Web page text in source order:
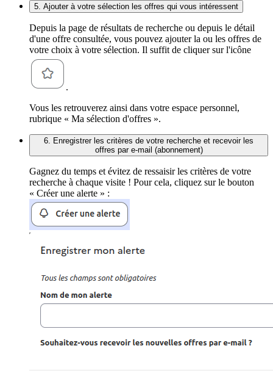
5. Ajouter à votre sélection les offres qui vous intéressent
Depuis la page de résultats de recherche ou depuis le détail
d'une offre consultée, vous pouvez ajouter la ou les offres de
votre choix à votre sélection. Il suffit de cliquer sur l'icône
.
Vous les retrouverez ainsi dans votre espace personnel,
rubrique « Ma sélection d'offres ».
6. Enregistrer les critères de votre recherche et recevoir les
offres par e-mail (abonnement)
Gagnez du temps et évitez de ressaisir les critères de votre
recherche à chaque visite ! Pour cela, cliquez sur le bouton
« Créer une alerte » :